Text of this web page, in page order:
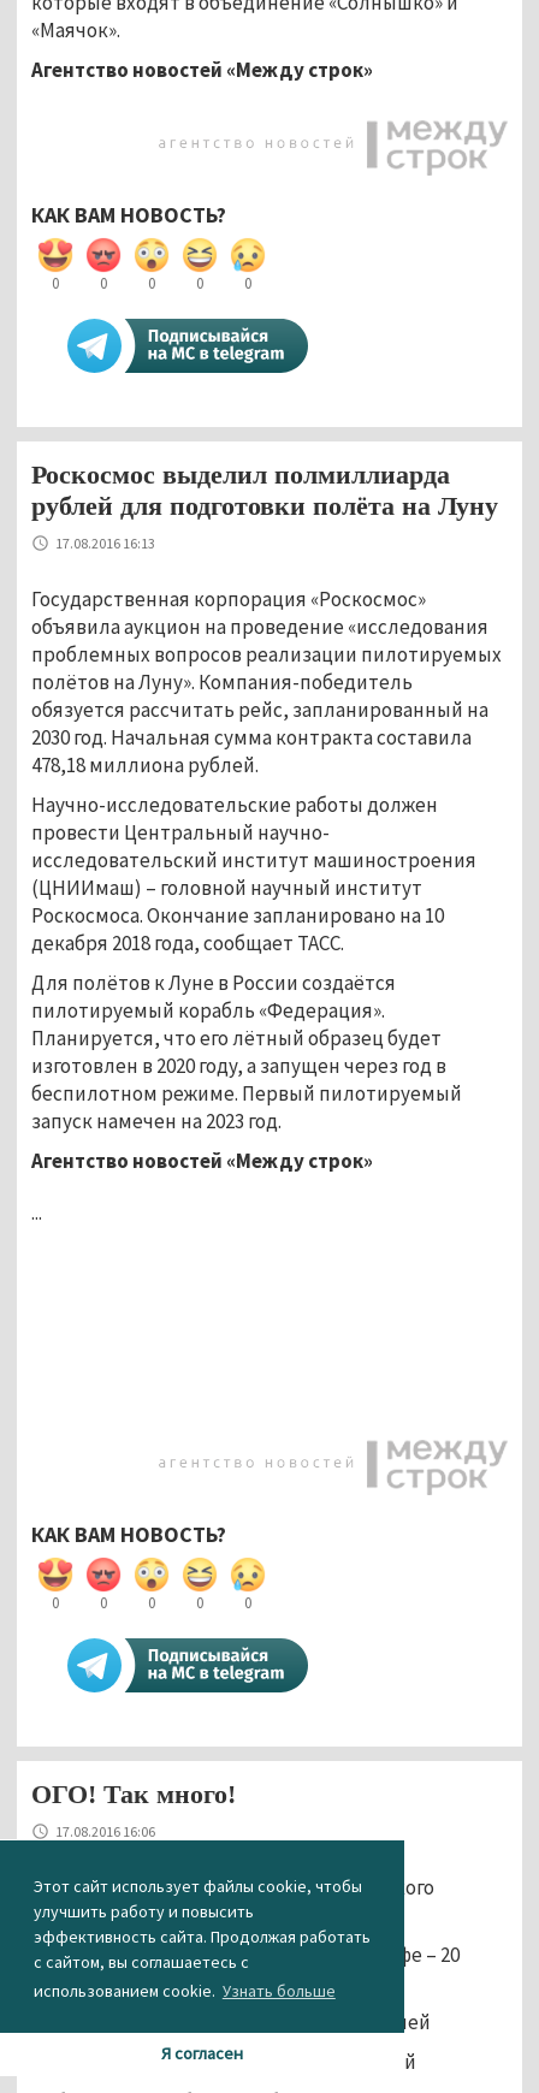
Этот сайт использует файлы cookie, чтобы
улучшить работу и повысить
эффективность сайта. Продолжая работать
с сайтом, вы соглашаетесь с
использованием cookie. Узнать больше
Я согласен
«Маячок».
Агентство новостей «Между строк»
КАК ВАМ НОВОСТЬ?
0 0 0 0 0
Роскосмос выделил полмиллиарда
рублей для подготовки полёта на Луну
17.08.2016 16:13
Государственная корпорация «Роскосмос»
объявила аукцион на проведение «исследования
проблемных вопросов реализации пилотируемых
полётов на Луну». Компания-победитель
обязуется рассчитать рейс, запланированный на
2030 год. Начальная сумма контракта составила
478,18 миллиона рублей.
Научно-исследовательские работы должен
провести Центральный научно-
исследовательский институт машиностроения
(ЦНИИмаш) – головной научный институт
Роскосмоса. Окончание запланировано на 10
декабря 2018 года, сообщает ТАСС.
Для полётов к Луне в России создаётся
пилотируемый корабль «Федерация».
Планируется, что его лётный образец будет
изготовлен в 2020 году, а запущен через год в
беспилотном режиме. Первый пилотируемый
запуск намечен на 2023 год.
Агентство новостей «Между строк»
...
КАК ВАМ НОВОСТЬ?
0 0 0 0 0
ОГО! Так много!
17.08.2016 16:06
Как выглядит день среднестатистического
человека?
Проснулся рано утром, выпил чашку кофе – 20
рублей
Кофе лучше пить с печеньками – 15 рублей
Какой же завтрак без омлета? – 50 рублей